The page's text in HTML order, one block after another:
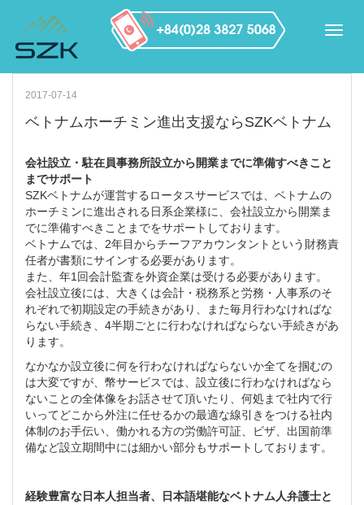
2017-07-14
ベトナムホーチミン進出支援ならSZKベトナム
会社設立・駐在員事務所設立から開業までに準備すべきこと
までサポート
SZKベトナムが運営するロータスサービスでは、ベトナムの
ホーチミンに進出される日系企業様に、会社設立から開業ま
でに準備すべきことまでをサポートしております。
ベトナムでは、2年目からチーフアカウンタントという財務責
任者が書類にサインする必要があります。
また、年1回会計監査を外資企業は受ける必要があります。
会社設立後には、大きくは会計・税務系と労務・人事系のそ
れぞれで初期設定の手続きがあり、また毎月行わなければな
らない手続き、4半期ごとに行わなければならない手続きがあ
ります。
なかなか設立後に何を行わなければならないか全てを掴むの
は大変ですが、幣サービスでは、設立後に行わなければなら
ないことの全体像をお話させて頂いたり、何処まで社内で行
いってどこから外注に任せるかの最適な線引きをつける社内
体制のお手伝い、働かれる方の労働許可証、ビザ、出国前準
備など設立期間中には細かい部分もサポートしております。
経験豊富な日本人担当者、日本語堪能なベトナム人弁護士と